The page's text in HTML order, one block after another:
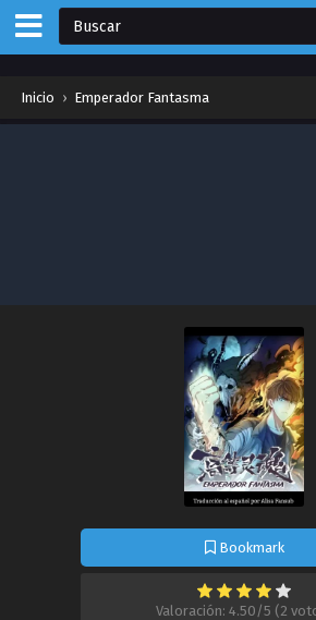
Inicio › Emperador Fantasma
Bookmark
Valoración: 4.50/5 (2